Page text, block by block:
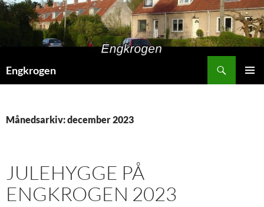
Hop
Engkrogen
Månedsarkiv: december 2023
JULEHYGGE PÅ
ENGKROGEN 2023